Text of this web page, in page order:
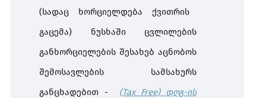
(სადაც ხორციელდება
ქვითრის
გაცემა) ნუსხაში
ცვლილების
განხორციელების შესახებ აცნობოს
შემოსავლების
სამსახურს
განცხადებით -
(Tax Free) დღგ-ის